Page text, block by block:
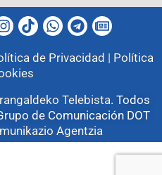
de Privacidad | Política
Telebista. Todos
de Comunicación DOT
Agentzia